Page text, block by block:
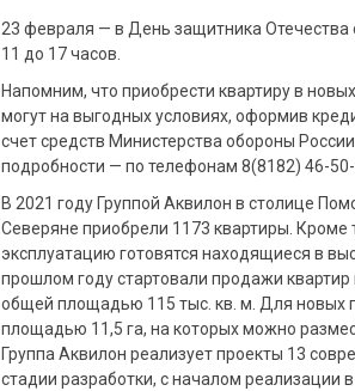
23 февраля — в День защитника Отечества
11 до 17 часов.
Напомним, что приобрести квартиру в
могут на выгодных условиях, оформив
счет средств Министерства обороны
подробности — по телефонам 8(8182) 46-
В 2021 году Группой Аквилон в столице
Северяне приобрели 1173 квартиры. Кроме
эксплуатацию готовятся находящиеся в
прошлом году стартовали продажи
общей площадью 115 тыс. кв. м. Для новых
площадью 11,5 га, на которых можно
Группа Аквилон реализует проекты 13
стадии разработки, с началом